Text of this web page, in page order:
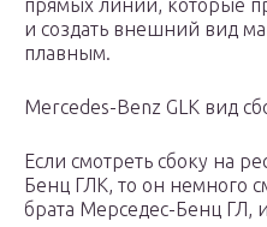
прямых линий, которые
и создать внешний вид
плавным.
Mercedes-Benz GLK вид
Если смотреть сбоку на
Бенц ГЛК, то он немного
брата Мерседес-Бенц ГЛ,